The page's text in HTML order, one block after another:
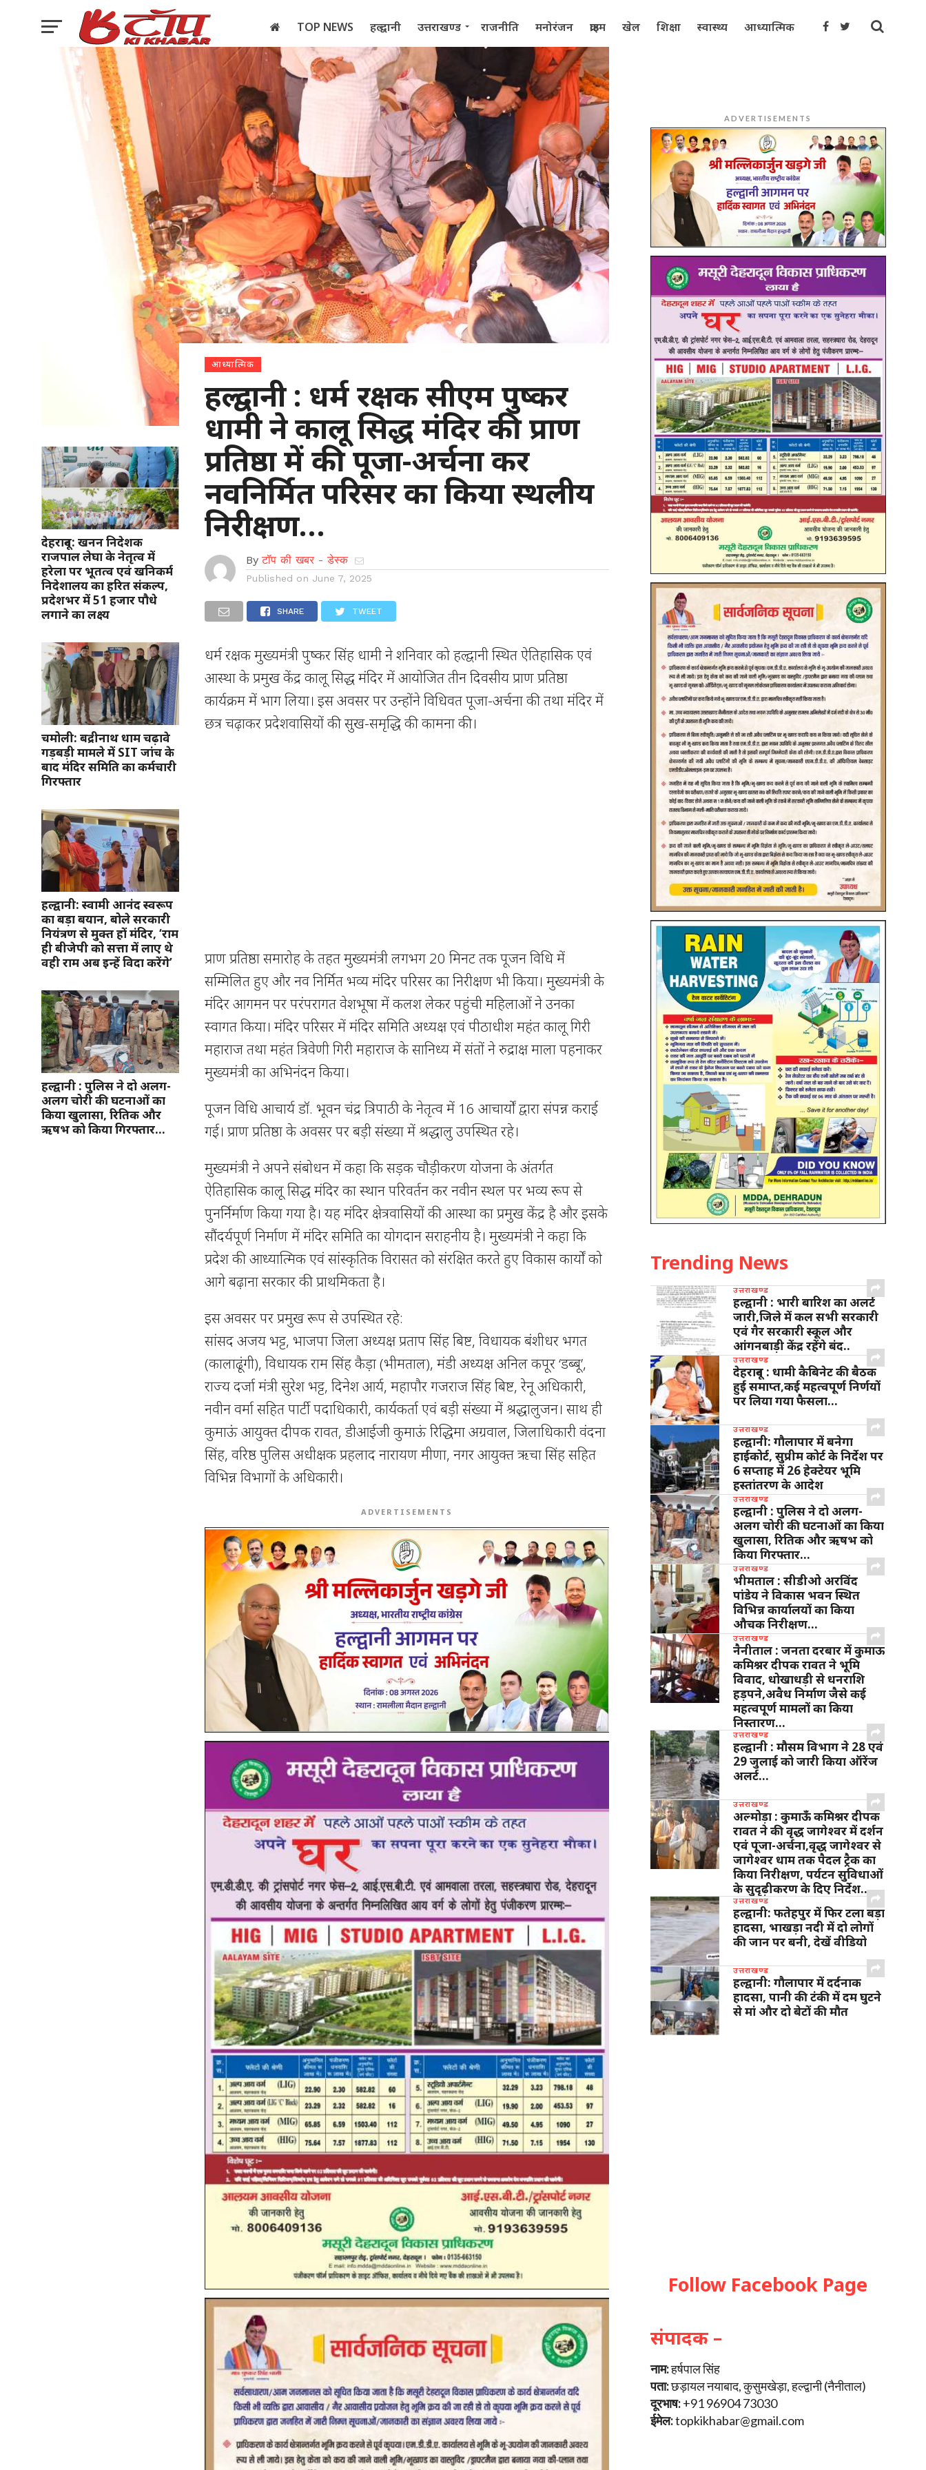
TOP NEWS हल्द्वानी उत्तराखण्ड राजनीति मनोरंजन क्राइम खेल शिक्षा स्वास्थ्य आध्यात्मिक
इलेक्शन 2022
देहरादून: खनन निदेशक
राजपाल लेघा के नेतृत्व में
हरेला पर भूतत्व एवं खनिकर्म
निदेशालय का हरित संकल्प,
प्रदेशभर में 51 हजार पौधे
लगाने का लक्ष्य
चमोली: बद्रीनाथ धाम चढ़ावे
गड़बड़ी मामले में SIT जांच के
बाद मंदिर समिति का कर्मचारी
गिरफ्तार
हल्द्वानी: स्वामी आनंद स्वरूप
का बड़ा बयान, बोले सरकारी
नियंत्रण से मुक्त हों मंदिर, ‘राम
ही बीजेपी को सत्ता में लाए थे
वही राम अब इन्हें विदा करेंगे’
हल्द्वानी : पुलिस ने दो अलग-
अलग चोरी की घटनाओं का
किया खुलासा, रितिक और
ऋषभ को किया गिरफ्तार…
आध्यात्मिक
हल्द्वानी : धर्म रक्षक सीएम पुष्कर
धामी ने कालू सिद्ध मंदिर की प्राण
प्रतिष्ठा में की पूजा-अर्चना कर
नवनिर्मित परिसर का किया स्थलीय
निरीक्षण…
By टॉप की खबर - डेस्क
Published on June 7, 2025
SHARE TWEET
धर्म रक्षक मुख्यमंत्री पुष्कर सिंह धामी ने शनिवार को हल्द्वानी स्थित ऐतिहासिक एवं
आस्था के प्रमुख केंद्र कालू सिद्ध मंदिर में आयोजित तीन दिवसीय प्राण प्रतिष्ठा
कार्यक्रम में भाग लिया। इस अवसर पर उन्होंने विधिवत पूजा-अर्चना की तथा मंदिर में
छत्र चढ़ाकर प्रदेशवासियों की सुख-समृद्धि की कामना की।
प्राण प्रतिष्ठा समारोह के तहत मुख्यमंत्री लगभग 20 मिनट तक पूजन विधि में
सम्मिलित हुए और नव निर्मित भव्य मंदिर परिसर का निरीक्षण भी किया। मुख्यमंत्री के
मंदिर आगमन पर परंपरागत वेशभूषा में कलश लेकर पहुंची महिलाओं ने उनका
स्वागत किया। मंदिर परिसर में मंदिर समिति अध्यक्ष एवं पीठाधीश महंत कालू गिरी
महाराज तथा महंत त्रिवेणी गिरी महाराज के सानिध्य में संतों ने रुद्राक्ष माला पहनाकर
मुख्यमंत्री का अभिनंदन किया।
पूजन विधि आचार्य डॉ. भूवन चंद्र त्रिपाठी के नेतृत्व में 16 आचार्यों द्वारा संपन्न कराई
गई। प्राण प्रतिष्ठा के अवसर पर बड़ी संख्या में श्रद्धालु उपस्थित रहे।
मुख्यमंत्री ने अपने संबोधन में कहा कि सड़क चौड़ीकरण योजना के अंतर्गत
ऐतिहासिक कालू सिद्ध मंदिर का स्थान परिवर्तन कर नवीन स्थल पर भव्य रूप से
पुनर्निर्माण किया गया है। यह मंदिर क्षेत्रवासियों की आस्था का प्रमुख केंद्र है और इसके
सौंदर्यपूर्ण निर्माण में मंदिर समिति का योगदान सराहनीय है। मुख्यमंत्री ने कहा कि
प्रदेश की आध्यात्मिक एवं सांस्कृतिक विरासत को संरक्षित करते हुए विकास कार्यों को
आगे बढ़ाना सरकार की प्राथमिकता है।
इस अवसर पर प्रमुख रूप से उपस्थित रहे:
सांसद अजय भट्ट, भाजपा जिला अध्यक्ष प्रताप सिंह बिष्ट, विधायक बंशीधर भगत
(कालाढूंगी), विधायक राम सिंह कैड़ा (भीमताल), मंडी अध्यक्ष अनिल कपूर ‘डब्बू’,
राज्य दर्जा मंत्री सुरेश भट्ट, दिनेश आर्य, महापौर गजराज सिंह बिष्ट, रेनू अधिकारी,
नवीन वर्मा सहित पार्टी पदाधिकारी, कार्यकर्ता एवं बड़ी संख्या में श्रद्धालुजन। साथ ही
कुमाऊं आयुक्त दीपक रावत, डीआईजी कुमाऊं रिद्धिमा अग्रवाल, जिलाधिकारी वंदना
सिंह, वरिष्ठ पुलिस अधीक्षक प्रहलाद नारायण मीणा, नगर आयुक्त ऋचा सिंह सहित
विभिन्न विभागों के अधिकारी।
ADVERTISEMENTS
ADVERTISEMENTS
Trending News
उत्तराखण्ड
हल्द्वानी : भारी बारिश का अलर्ट
जारी,जिले में कल सभी सरकारी
एवं गैर सरकारी स्कूल और
आंगनबाड़ी केंद्र रहेंगे बंद..
उत्तराखण्ड
देहरादून : धामी कैबिनेट की बैठक
हुई समाप्त,कई महत्वपूर्ण निर्णयों
पर लिया गया फैसला…
उत्तराखण्ड
हल्द्वानी: गौलापार में बनेगा
हाईकोर्ट, सुप्रीम कोर्ट के निर्देश पर
6 सप्ताह में 26 हेक्टेयर भूमि
हस्तांतरण के आदेश
उत्तराखण्ड
हल्द्वानी : पुलिस ने दो अलग-
अलग चोरी की घटनाओं का किया
खुलासा, रितिक और ऋषभ को
किया गिरफ्तार…
उत्तराखण्ड
भीमताल : सीडीओ अरविंद
पांडेय ने विकास भवन स्थित
विभिन्न कार्यालयों का किया
औचक निरीक्षण…
उत्तराखण्ड
नैनीताल : जनता दरबार में कुमाऊ
कमिश्नर दीपक रावत ने भूमि
विवाद, धोखाधड़ी से धनराशि
हड़पने,अवैध निर्माण जैसे कई
महत्वपूर्ण मामलों का किया
निस्तारण…
उत्तराखण्ड
हल्द्वानी : मौसम विभाग ने 28 एवं
29 जुलाई को जारी किया ऑरेंज
अलर्ट…
उत्तराखण्ड
अल्मोड़ा : कुमाऊँ कमिश्नर दीपक
रावत ने की वृद्ध जागेश्वर में दर्शन
एवं पूजा-अर्चना,वृद्ध जागेश्वर से
जागेश्वर धाम तक पैदल ट्रैक का
किया निरीक्षण, पर्यटन सुविधाओं
के सुदृढ़ीकरण के दिए निर्देश…
उत्तराखण्ड
हल्द्वानी: फतेहपुर में फिर टला बड़ा
हादसा, भाखड़ा नदी में दो लोगों
की जान पर बनी, देखें वीडियो
उत्तराखण्ड
हल्द्वानी: गौलापार में दर्दनाक
हादसा, पानी की टंकी में दम घुटने
से मां और दो बेटों की मौत
Follow Facebook Page
संपादक –
नाम:हर्षपाल सिंह
पता:छड़ायल नयाबाद, कुसुमखेड़ा, हल्द्वानी (नैनीताल)
दूरभाष:+91 96904 73030
ईमेल:topkikhabar@gmail.com